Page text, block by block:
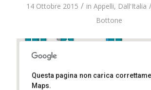
14 Ottobre 2015 / in Appelli, Dall'Italia
Bottone
Questa pagina non carica
Maps.